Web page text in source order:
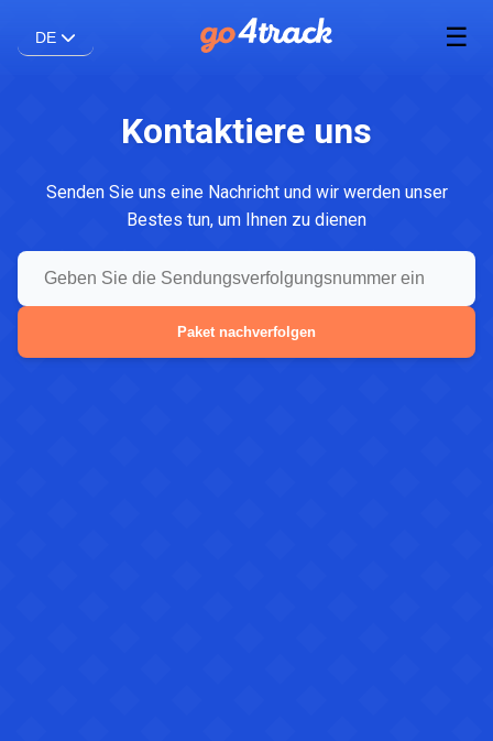
DE ☰
Kontaktiere uns
Senden Sie uns eine Nachricht und wir werden unser
Bestes tun, um Ihnen zu dienen
Paket nachverfolgen